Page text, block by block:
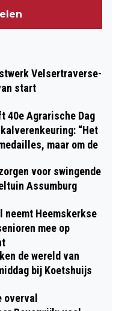
Velsertraverse-
start
40e Agrarische Dag
“Het
maar om de
voor swingende
Assumburg
neemt Heemskerkse
mee op
de wereld van
bij Koetshuijs